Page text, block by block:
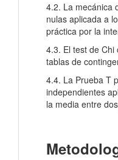
4.2. La mecánica
nulas aplicada a
práctica por la
4.3. El test de
tablas de
4.4. La Prueba T
independientes
la media entre